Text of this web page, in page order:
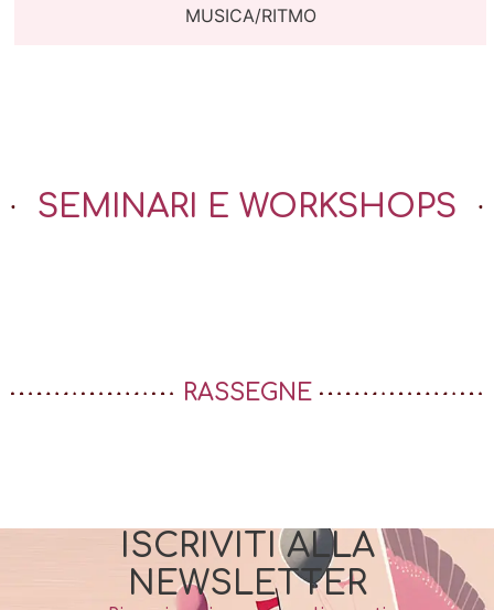
MUSICA/RITMO
SEMINARI E WORKSHOPS
RASSEGNE
ISCRIVITI ALLA
NEWSLETTER